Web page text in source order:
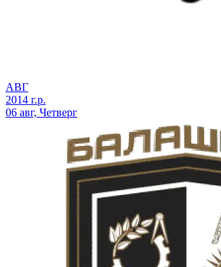
АВГ
2014 г.р.
06 авг, Четверг